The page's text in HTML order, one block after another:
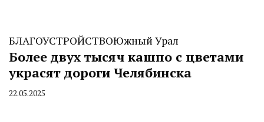
БЛАГОУСТРОЙСТВОЮжный Урал
Более двух тысяч кашпо с цветами
украсят дороги Челябинска
By
22.05.2025